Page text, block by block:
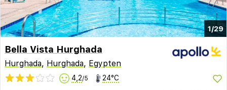
1/29
Bella Vista Hurghada
Hurghada, Hurghada, Egypten
4,2/5 24°C